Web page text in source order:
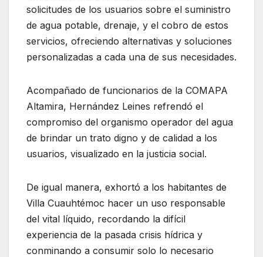
solicitudes de los usuarios sobre el suministro
de agua potable, drenaje, y el cobro de estos
servicios, ofreciendo alternativas y soluciones
personalizadas a cada una de sus necesidades.
Acompañado de funcionarios de la COMAPA
Altamira, Hernández Leines refrendó el
compromiso del organismo operador del agua
de brindar un trato digno y de calidad a los
usuarios, visualizado en la justicia social.
De igual manera, exhortó a los habitantes de
Villa Cuauhtémoc hacer un uso responsable
del vital líquido, recordando la difícil
experiencia de la pasada crisis hídrica y
conminando a consumir solo lo necesario